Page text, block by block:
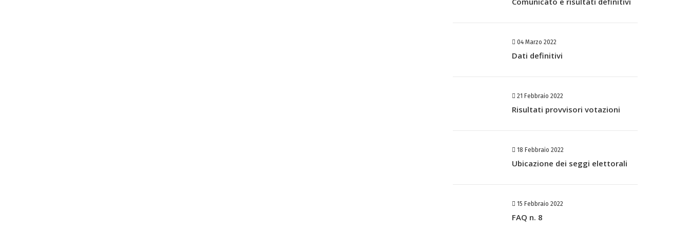
04 Marzo 2022
Dati definitivi
21 Febbraio 2022
Risultati provvisori votazioni
18 Febbraio 2022
Ubicazione dei seggi elettorali
15 Febbraio 2022
FAQ n. 8